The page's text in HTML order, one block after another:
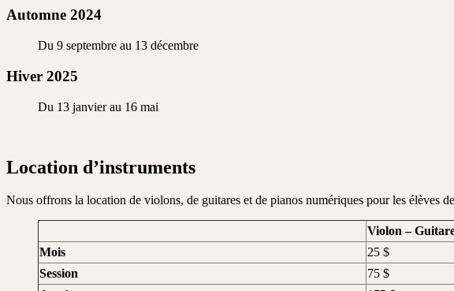
Automne 2024
Du 9 septembre au 13 décembre
Hiver 2025
Du 13 janvier au 16 mai
Location d’instruments
Nous offrons la location de violons, de guitares et de pianos numériques pour les élèves
Violon –
Mois
25 $
Session
75 $